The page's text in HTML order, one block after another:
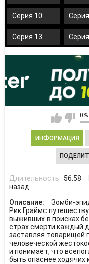
Серия 10
Серия 13
ИНФОРМАЦИЯ
Длительность: 56:58
назад
Описание:
Зомби-
Рик Граймс
выживших в поисках
страх смерти каждый
заставляя товарищей
человеческой
и понимает, что
быть опаснее ходячих